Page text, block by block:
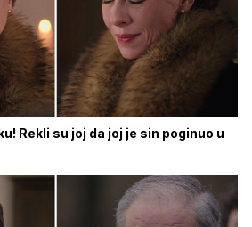
Rekli su joj da joj je sin poginuo u